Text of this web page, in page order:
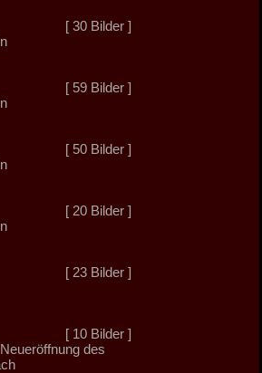
[ 30 Bilder ]
[ 59 Bilder ]
[ 50 Bilder ]
[ 20 Bilder ]
[ 23 Bilder ]
[ 10 Bilder ]
des